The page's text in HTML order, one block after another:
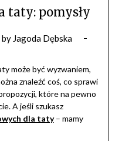
taty: pomysły
by Jagoda Dębska
może być wyzwaniem,
znaleźć coś, co sprawi
które na pewno
A jeśli szukasz
dla taty– mamy